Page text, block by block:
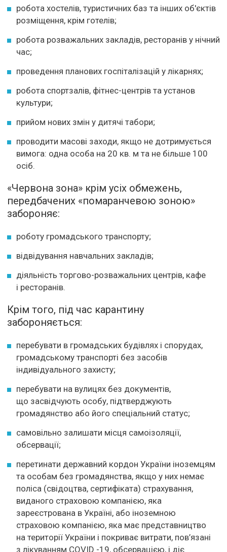
робота хостелів, туристичних баз та інших об'єктів
розміщення, крім готелів;
робота розважальних закладів, ресторанів у нічний
час;
проведення планових госпіталізацій у лікарнях;
робота спортзалів, фітнес-центрів та установ
культури;
прийом нових змін у дитячі табори;
проводити масові заходи, якщо не дотримується
вимога: одна особа на 20 кв. м та не більше 100
осіб.
«Червона зона» крім усіх обмежень,
передбачених «помаранчевою зоною»
забороняє:
роботу громадського транспорту;
відвідування навчальних закладів;
діяльність торгово-розважальних центрів, кафе
і ресторанів.
Крім того, під час карантину
забороняється:
перебувати в громадських будівлях і спорудах,
громадському транспорті без засобів
індивідуального захисту;
перебувати на вулицях без документів,
що засвідчують особу, підтверджують
громадянство або його спеціальний статус;
самовільно залишати місця самоізоляції,
обсервації;
перетинати державний кордон України іноземцям
та особам без громадянства, якщо у них немає
поліса (свідоцтва, сертифіката) страхування,
виданого страховою компанією, яка
зареєстрована в Україні, або іноземною
страховою компанією, яка має представництво
на території України і покриває витрати, пов’язані
з лікуванням COVID -19, обсервацією, і діє